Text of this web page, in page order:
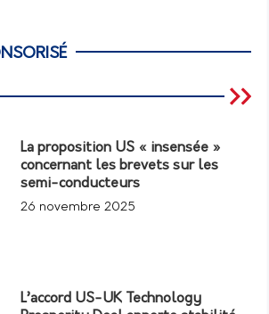
La proposition US « insensée »
concernant les brevets sur les
semi-conducteurs
26 novembre 2025
L’accord US-UK Technology